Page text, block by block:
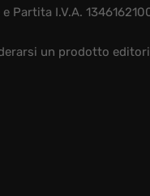
Partita I.V.A.
un prodotto